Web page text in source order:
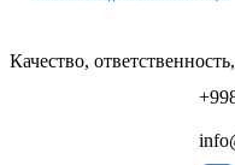
Качество,